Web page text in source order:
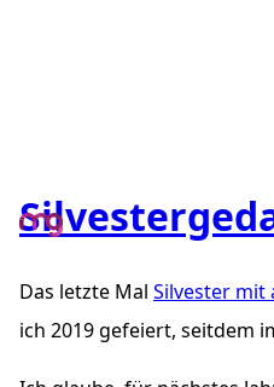
Das letzte Mal Silvester mit
ich 2019 gefeiert, seitdem